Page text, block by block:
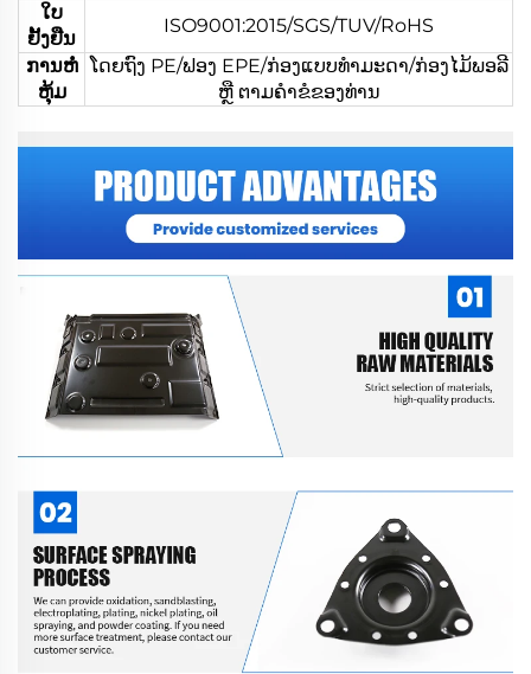
ໃບ
ຢັ້ງຢືນ
ISO9001:2015/SGS/TUV/RoHS
ການຫໍ່
ຫຸ້ມ
ໂດຍຖົງ PE/ຟອງ EPE/ກ່ອງແບບທຳມະດາ/ກ່ອງໄມ້ພອລີ
ຫຼື ຕາມຄຳຂໍຂອງທ່ານ